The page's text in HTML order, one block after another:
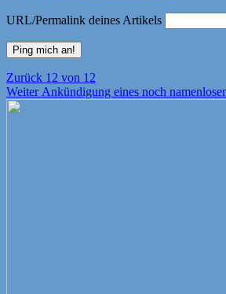
URL/Permalink deines Artikels
Beitragsnavigation
Zurück Vorheriger
Beitrag:
12 von 12
Weiter Nächster
Ankündigung eines noch